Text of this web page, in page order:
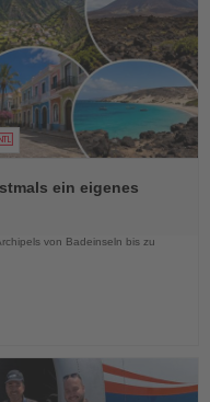
ein eigenes
von Badeinseln bis zu